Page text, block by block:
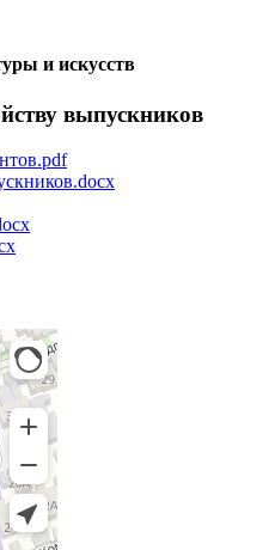
и искусств
выпускников